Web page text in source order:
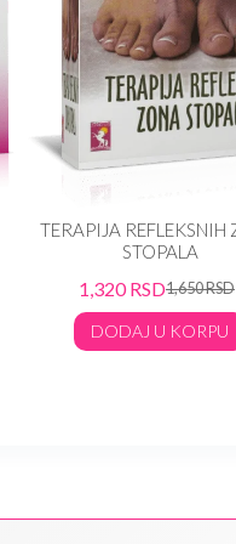
TERAPIJA REFLEKSNIH
STOPALA
1,650RSD
1,320RSD
DODAJ U KORPU